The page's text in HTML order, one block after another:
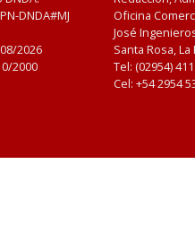
DNDA#MJ
2026
2000
Oficina
José
Santa Rosa,
Tel: (02954)
Cel: +54 2954